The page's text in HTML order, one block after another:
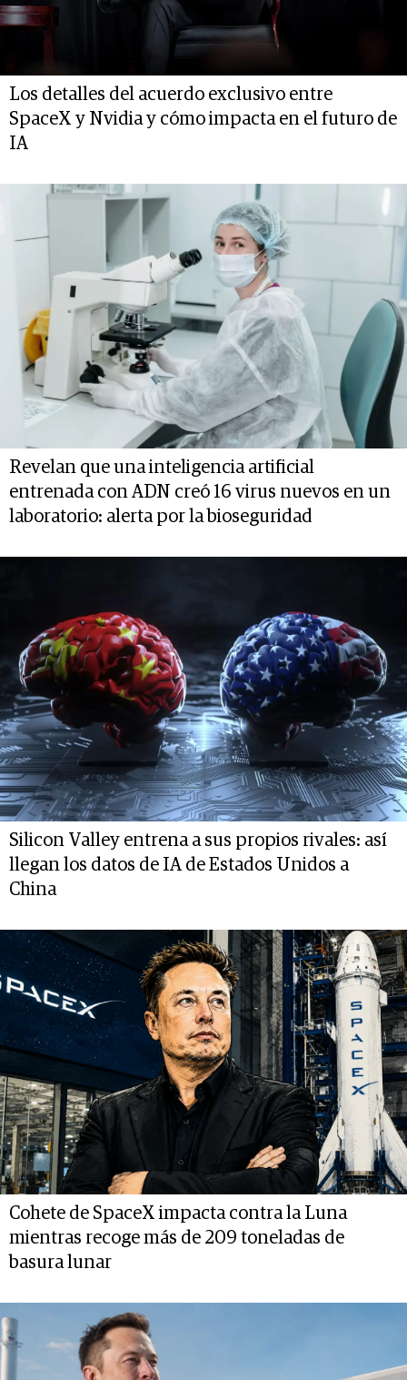
Los detalles del acuerdo exclusivo entre
SpaceX y Nvidia y cómo impacta en el futuro de
IA
Revelan que una inteligencia artificial
entrenada con ADN creó 16 virus nuevos en un
laboratorio: alerta por la bioseguridad
Silicon Valley entrena a sus propios rivales: así
llegan los datos de IA de Estados Unidos a
China
Cohete de SpaceX impacta contra la Luna
mientras recoge más de 209 toneladas de
basura lunar